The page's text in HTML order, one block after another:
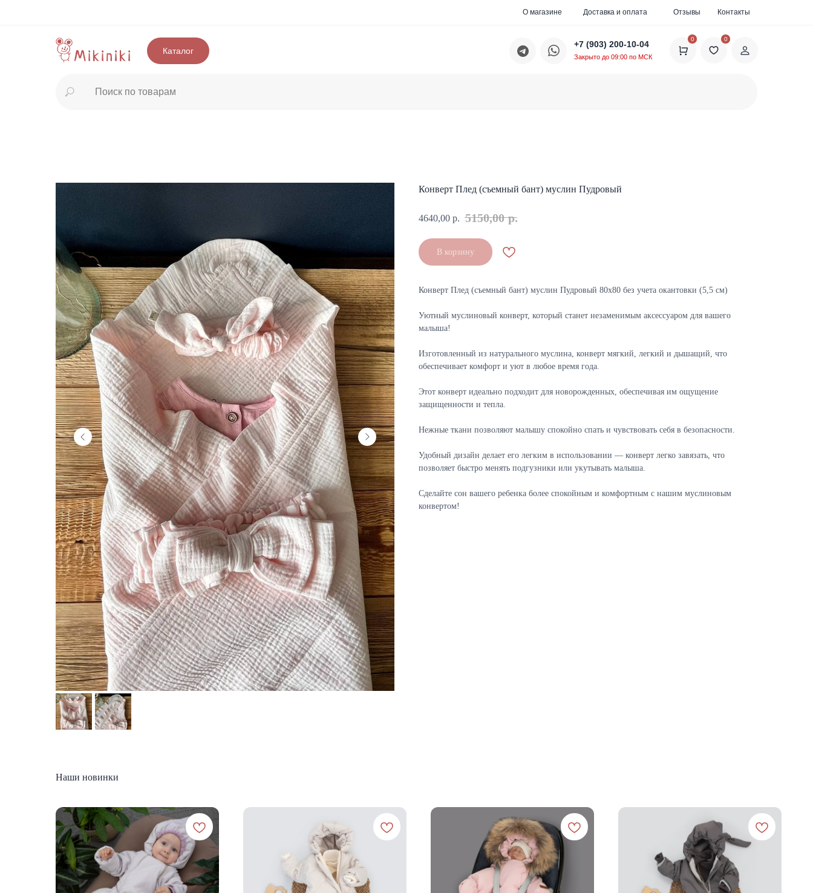
Каталог
0 0
О магазине Контакты
Отзывы
Доставка и оплата
+7 (903) 200-10-04
Закрыто до 09:00 по МСК
Конверт Плед (съемный бант) муслин Пудровый
4640,00 р. 5150,00 р.
В корзину
Конверт Плед (съемный бант) муслин Пудровый 80х80 без учета окантовки (5,5 см)
Уютный муслиновый конверт, который станет незаменимым аксессуаром для вашего
малыша!
Изготовленный из натурального муслина, конверт мягкий, легкий и дышащий, что
обеспечивает комфорт и уют в любое время года.
Этот конверт идеально подходит для новорожденных, обеспечивая им ощущение
защищенности и тепла.
Нежные ткани позволяют малышу спокойно спать и чувствовать себя в безопасности.
Удобный дизайн делает его легким в использовании — конверт легко завязать, что
позволяет быстро менять подгузники или укутывать малыша.
Сделайте сон вашего ребенка более спокойным и комфортным с нашим муслиновым
конвертом!
Наши новинки